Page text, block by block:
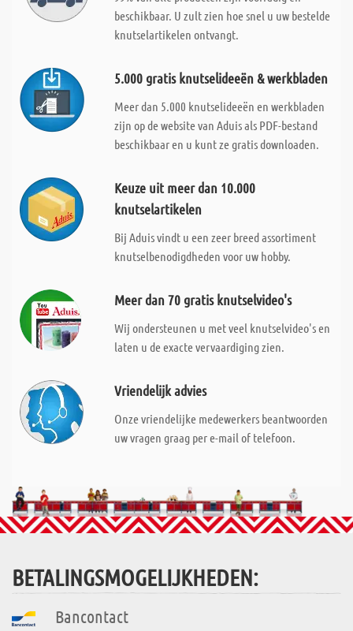
beschikbaar. U zult zien hoe snel u uw bestelde
knutselartikelen ontvangt.
5.000 gratis knutselideeën & werkbladen
Meer dan 5.000 knutselideeën en werkbladen
zijn op de website van Aduis als PDF-bestand
beschikbaar en u kunt ze gratis downloaden.
Keuze uit meer dan 10.000
knutselartikelen
Bij Aduis vindt u een zeer breed assortiment
knutselbenodigdheden voor uw hobby.
Meer dan 70 gratis knutselvideo's
Wij ondersteunen u met veel knutselvideo's en
laten u de exacte vervaardiging zien.
Vriendelijk advies
Onze vriendelijke medewerkers beantwoorden
uw vragen graag per e-mail of telefoon.
BETALINGSMOGELIJKHEDEN:
Bancontact